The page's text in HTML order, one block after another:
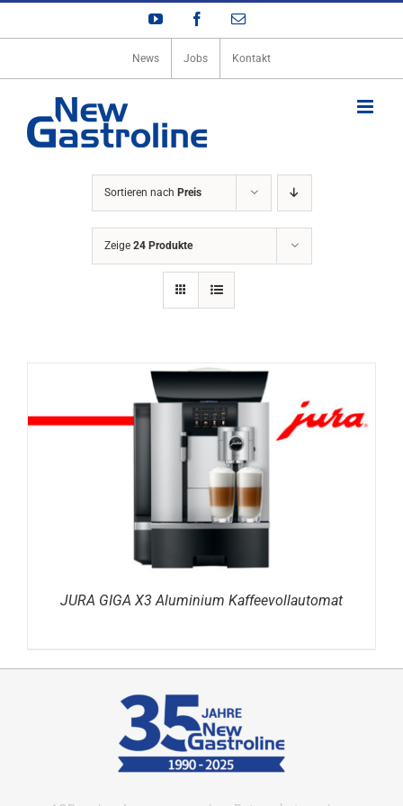
Zum
YouTube Facebook
E-
News Jobs Kontakt
Sortieren nach Preis
Zeige 24 Produkte
DETAILS
JURA GIGA X3 Aluminium Kaffeevollautomat